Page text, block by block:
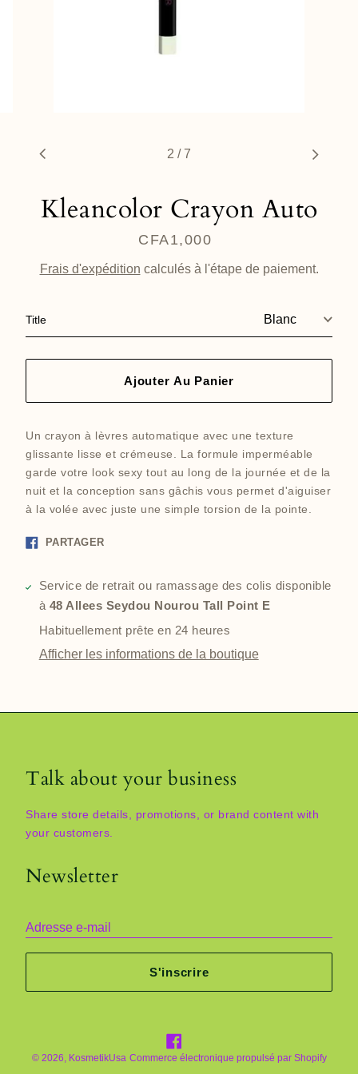
2 /7
Kleancolor Crayon Auto
Prix
CFA1,000
Frais d'expédition calculés à l'étape de paiement.
Title
Ajouter Au Panier
Un crayon à lèvres automatique avec une texture
glissante lisse et crémeuse. La formule imperméable
garde votre look sexy tout au long de la journée et de la
nuit et la conception sans gâchis vous permet d'aiguiser
à la volée avec juste une simple torsion de la pointe.
PARTAGERPartager
Facebook
Service de retrait ou ramassage des colis disponible
à 48 Allees Seydou Nourou Tall Point E
Habituellement prête en 24 heures
Afficher les informations de la boutique
Talk about your business
Share store details, promotions, or brand content with
your customers.
Newsletter
Adresse e-mail
S'inscrire
© 2026, KosmetikUsa Commerce électronique propulsé par Shopify